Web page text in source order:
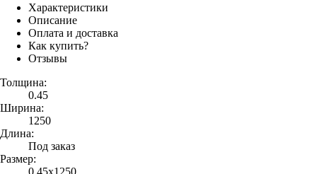
Характеристики
Описание
Оплата и доставка
Как купить?
Отзывы
Толщина:
0.45
Ширина:
1250
Длина:
Под заказ
Размер:
0.45х1250